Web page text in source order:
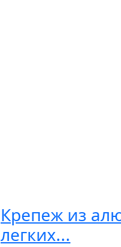
Крепеж из
легких...